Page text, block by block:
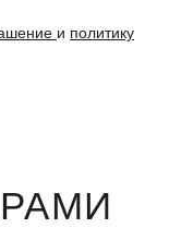
и политику